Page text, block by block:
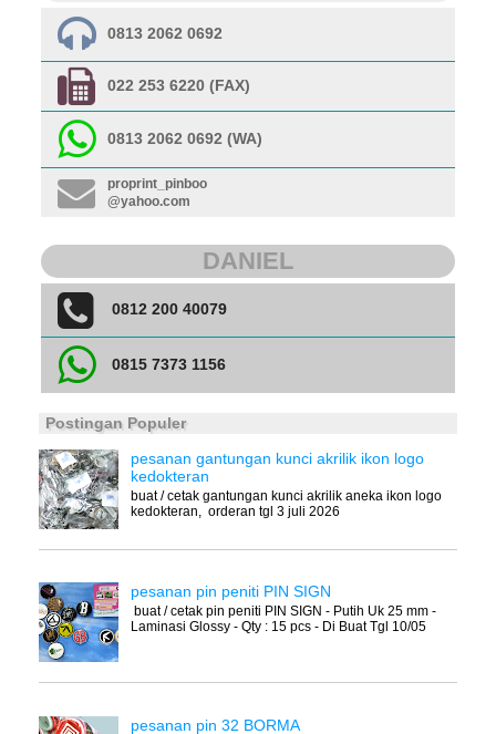
0813 2062 0692
022 253 6220 (FAX)
0813 2062 0692 (WA)
proprint_pinboo
@yahoo.com
DANIEL
0812 200 40079
0815 7373 1156
Postingan Populer
pesanan gantungan kunci akrilik ikon logo
kedokteran
buat / cetak gantungan kunci akrilik aneka ikon logo
kedokteran, orderan tgl 3 juli 2026
pesanan pin peniti PIN SIGN
buat / cetak pin peniti PIN SIGN - Putih Uk 25 mm -
Laminasi Glossy - Qty : 15 pcs - Di Buat Tgl 10/05
pesanan pin 32 BORMA